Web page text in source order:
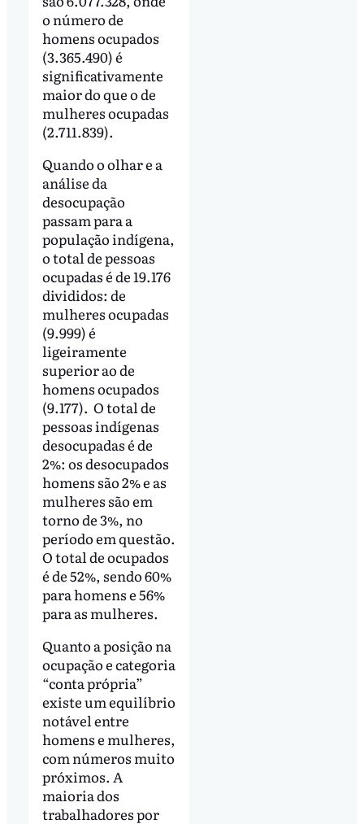
o número de
homens ocupados
(3.365.490) é
significativamente
maior do que o de
mulheres ocupadas
(2.711.839).
Quando o olhar e a
análise da
desocupação
passam para a
população indígena,
o total de pessoas
ocupadas é de 19.176
divididos: de
mulheres ocupadas
(9.999) é
ligeiramente
superior ao de
homens ocupados
(9.177). O total de
pessoas indígenas
desocupadas é de
2%: os desocupados
homens são 2% e as
mulheres são em
torno de 3%, no
período em questão.
O total de ocupados
é de 52%, sendo 60%
para homens e 56%
para as mulheres.
Quanto a posição na
ocupação e categoria
“conta própria”
existe um equilíbrio
notável entre
homens e mulheres,
com números muito
próximos. A
maioria dos
trabalhadores por